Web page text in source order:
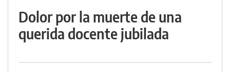
Dolor por la muerte de una
querida docente jubilada